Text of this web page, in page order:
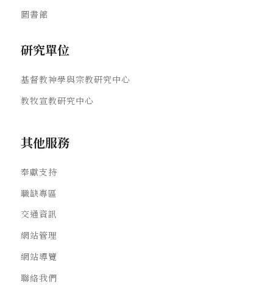
圖書館
研究單位
基督教神學與宗教研究中心
教牧宣教研究中心
其他服務
奉獻支持
職缺專區
交通資訊
網站管理
網站導覽
聯絡我們